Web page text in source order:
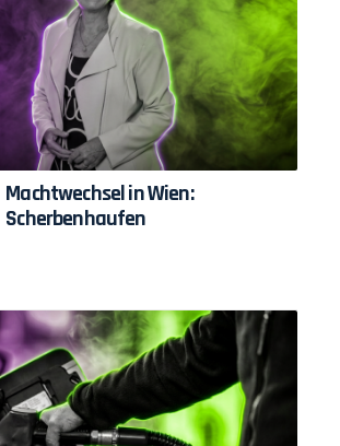
Machtwechsel in Wien:
Scherbenhaufen